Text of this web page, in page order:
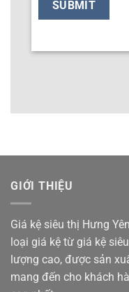
GIỚI THIỆU
Giá kệ siêu thị Hưng
loại giá kệ từ giá kệ
lượng cao, được sản
mang đến cho khách